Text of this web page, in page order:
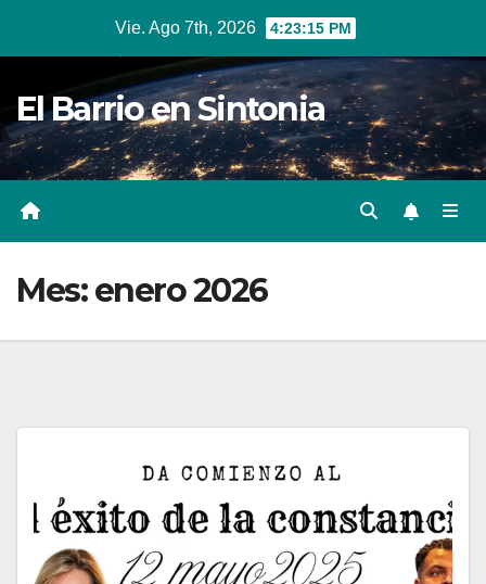
Vie. Ago 7th, 2026 4:23:15 PM
El Barrio en Sintonia
Mes:enero 2026